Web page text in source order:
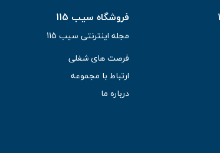
فروشگاه سیب 115
مجله اینترنتی سیب 115
فرصت های شغلی
ارتباط با مجموعه
درباره ما